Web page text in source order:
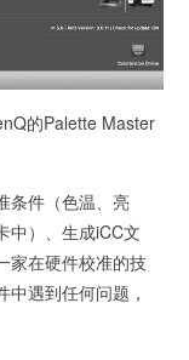
的Palette Master
条件（色温、亮
中）、生成iCC文
家在硬件校准的技
遇到任何问题，